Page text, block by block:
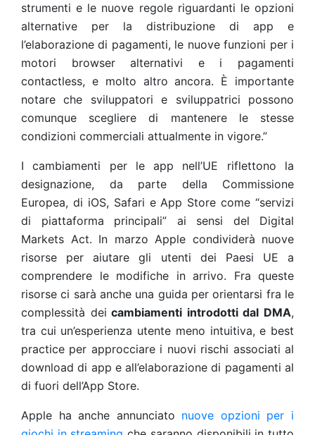
strumenti e le nuove regole riguardanti le opzioni
alternative per la distribuzione di app e
l’elaborazione di pagamenti, le nuove funzioni per i
motori browser alternativi e i pagamenti
contactless, e molto altro ancora. È importante
notare che sviluppatori e sviluppatrici possono
comunque scegliere di mantenere le stesse
condizioni commerciali attualmente in vigore.”
I cambiamenti per le app nell’UE riflettono la
designazione, da parte della Commissione
Europea, di iOS, Safari e App Store come “servizi
di piattaforma principali” ai sensi del Digital
Markets Act. In marzo Apple condividerà nuove
risorse per aiutare gli utenti dei Paesi UE a
comprendere le modifiche in arrivo. Fra queste
risorse ci sarà anche una guida per orientarsi fra le
complessità dei cambiamenti introdotti dal DMA,
tra cui un’esperienza utente meno intuitiva, e best
practice per approcciare i nuovi rischi associati al
download di app e all’elaborazione di pagamenti al
di fuori dell’App Store.
Apple ha anche annunciato nuove opzioni per i